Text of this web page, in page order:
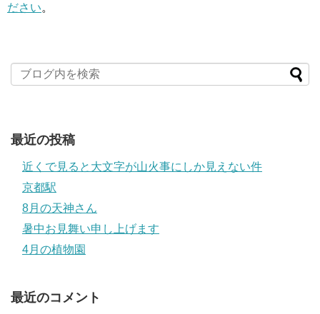
ださい。
最近の投稿
近くで見ると大文字が山火事にしか見えない件
京都駅
8月の天神さん
暑中お見舞い申し上げます
4月の植物園
最近のコメント